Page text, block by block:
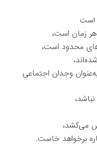
است
زمان است،
محدود است،
وجدان اجتماعی
می‌کشد،
برخواهد خاست.